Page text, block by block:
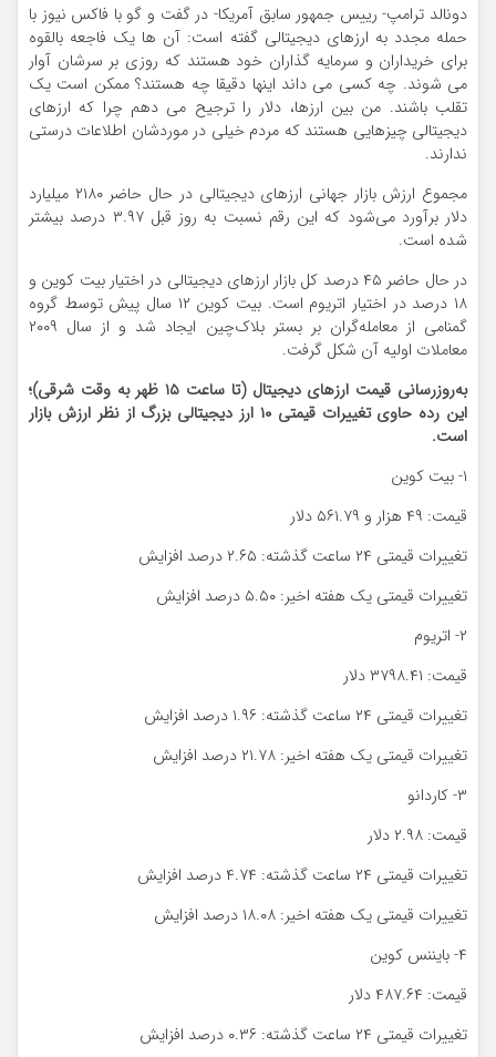
دونالد ترامپ- رییس جمهور سابق آمریکا- در گفت و گو با فاکس نیوز با
حمله مجدد به ارزهای دیجیتالی گفته است: آن ها یک فاجعه بالقوه
برای خریداران و سرمایه گذاران خود هستند که روزی بر سرشان آوار
می شوند. چه کسی می داند اینها دقیقا چه هستند؟ ممکن است یک
تقلب باشند. من بین ارزها، دلار را ترجیح می دهم چرا که ارزهای
دیجیتالی چیزهایی هستند که مردم خیلی در موردشان اطلاعات درستی
ندارند.
مجموع ارزش بازار جهانی ارزهای دیجیتالی در حال حاضر ۲۱۸۰ میلیارد
دلار برآورد می‌شود که این رقم نسبت به روز قبل ۳.۹۷ درصد بیشتر
شده است.
در حال حاضر ۴۵ درصد کل بازار ارزهای دیجیتالی در اختیار بیت کوین و
۱۸ درصد در اختیار اتریوم است. بیت‌ کوین ۱۲ سال پیش توسط گروه
گمنامی از معامله‌گران بر بستر بلاک‌چین ایجاد شد و از سال ۲۰۰۹
معاملات اولیه آن شکل گرفت.
به‌روزرسانی قیمت ارزهای دیجیتال (تا ساعت ۱۵ ظهر به وقت شرقی)؛
این رده حاوی تغییرات قیمتی ۱۰ ارز دیجیتالی بزرگ از نظر ارزش بازار
است.
۱- بیت کوین
قیمت: ۴۹ هزار و ۵۶۱.۷۹ دلار
تغییرات قیمتی ۲۴ ساعت گذشته: ۲.۶۵ درصد افزایش
تغییرات قیمتی یک هفته اخیر: ۵.۵۰ درصد افزایش
۲- اتریوم
قیمت: ۳۷۹۸.۴۱ دلار
تغییرات قیمتی ۲۴ ساعت گذشته: ۱.۹۶ درصد افزایش
تغییرات قیمتی یک هفته اخیر: ۲۱.۷۸ درصد افزایش
۳- کاردانو
قیمت: ۲.۹۸ دلار
تغییرات قیمتی ۲۴ ساعت گذشته: ۴.۷۴ درصد افزایش
تغییرات قیمتی یک هفته اخیر: ۱۸.۰۸ درصد افزایش
۴- بایننس کوین
قیمت: ۴۸۷.۶۴ دلار
تغییرات قیمتی ۲۴ ساعت گذشته: ۰.۳۶ درصد افزایش